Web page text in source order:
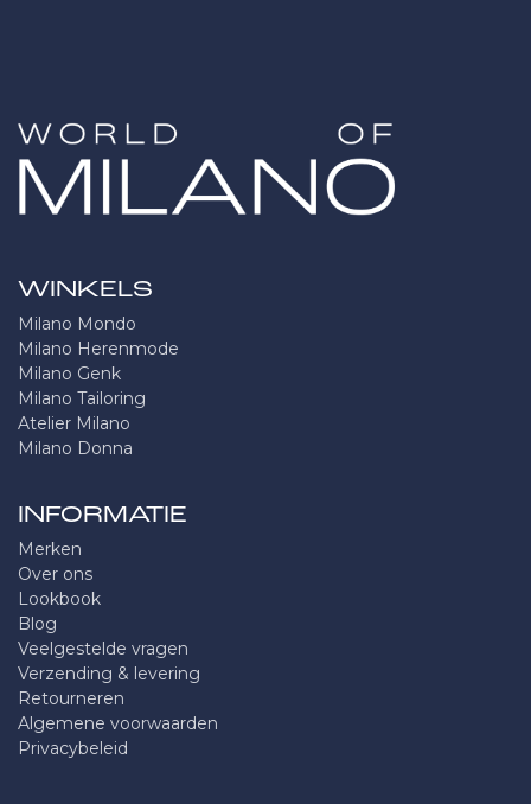
WINKELS
Milano Mondo
Milano Herenmode
Milano Genk
Milano Tailoring
Atelier Milano
Milano Donna
INFORMATIE
Merken
Over ons
Lookbook
Blog
Veelgestelde vragen
Verzending & levering
Retourneren
Algemene voorwaarden
Privacybeleid